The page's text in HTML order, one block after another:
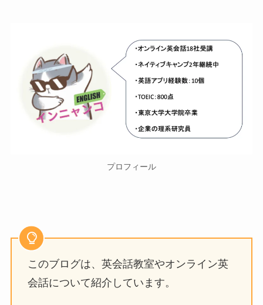
プロフィール
このブログは、英会話教室やオンライン英
会話について紹介しています。